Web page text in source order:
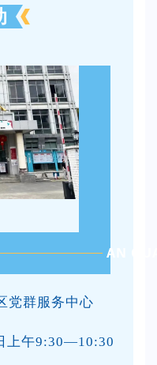
AN
党群服务中心
上午9:30—10:30